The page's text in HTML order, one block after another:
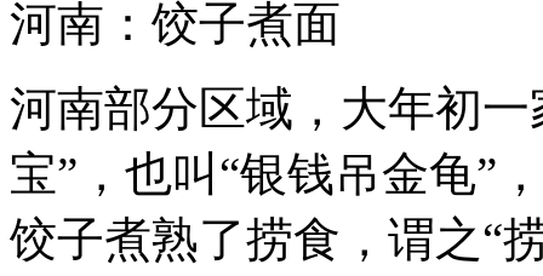
河南：饺子煮面
河南部分区域，大年初
宝”，也叫“银钱吊金龟”
饺子煮熟了捞食，谓之“